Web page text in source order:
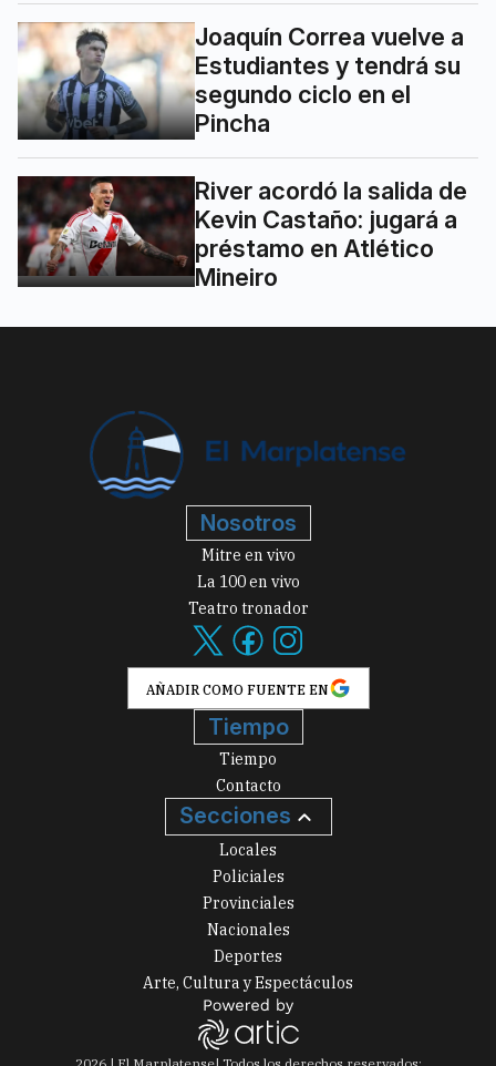
Joaquín Correa vuelve a
Estudiantes y tendrá su
segundo ciclo en el
Pincha
River acordó la salida de
Kevin Castaño: jugará a
préstamo en Atlético
Mineiro
Nosotros
Mitre en vivo
La 100 en vivo
Teatro tronador
AÑADIR COMO FUENTE EN
Tiempo
Tiempo
Contacto
Secciones
Locales
Policiales
Provinciales
Nacionales
Deportes
Arte, Cultura y Espectáculos